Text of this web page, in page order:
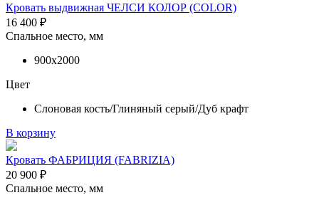
Кровать выдвижная ЧЕЛСИ КОЛОР (COLOR)
16 400 ₽
Спальное место, мм
900х2000
Цвет
Слоновая кость/Глиняный серый/Дуб крафт
В корзину
Кровать ФАБРИЦИЯ (FABRIZIA)
20 900 ₽
Спальное место, мм